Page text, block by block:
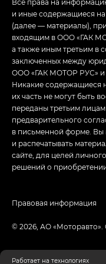
и иные содержащиеся
(далее — материалы),
входящим в ООО «ГАК
а также иным третьим в
заключенных между
ООО «ГАК МОТОР РУС» и
Никакие содержащиеся
их часть не могут быть
переданы третьим
предварительного
в письменной форме. Вы
и распечатывать
сайте, для целей
решений о
© 2026, АО «Моторавто».
Правовая информация
Работает на технологиях